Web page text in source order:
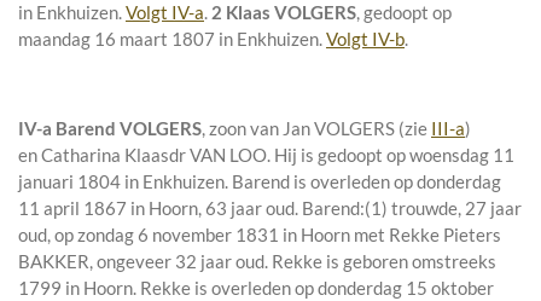
in Enkhuizen.Volgt IV-a. 2 Klaas VOLGERS, gedoopt op
maandag 16 maart 1807 in Enkhuizen.Volgt IV-b.
IV-a Barend VOLGERS, zoon van Jan VOLGERS (zie III-a)
enCatharina Klaasdr VAN LOO. Hij is gedoopt op woensdag 11
januari 1804 in Enkhuizen. Barend is overleden op donderdag
11 april 1867 in Hoorn, 63 jaar oud. Barend:(1) trouwde, 27 jaar
oud, op zondag 6 november 1831 in Hoorn met Rekke Pieters
BAKKER, ongeveer 32 jaar oud. Rekke is geboren omstreeks
1799 in Hoorn. Rekke is overleden op donderdag 15 oktober